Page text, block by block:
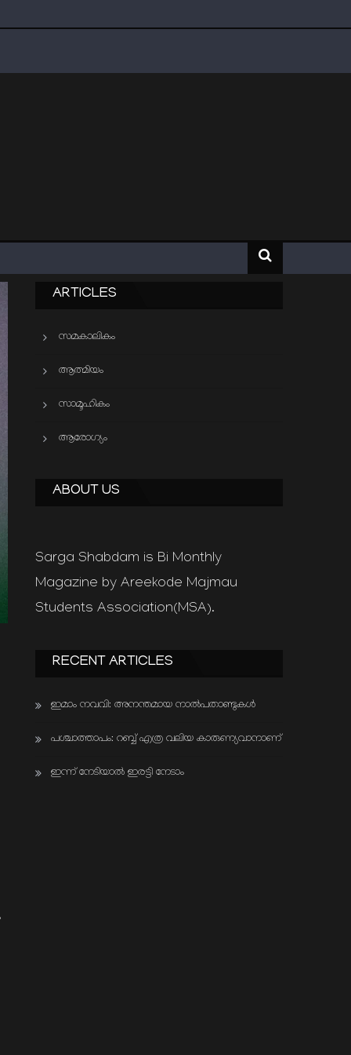
ARTICLES
സമകാലികം
ആത്മിയം
സാമൂഹികം
ആരോഗ്യം
ABOUT US
Sarga Shabdam is Bi Monthly
Magazine by Areekode Majmau
Students Association(MSA).
RECENT ARTICLES
ഇമാം നവവി: അനന്തമായ നാൽപതാണ്ടുകൾ
പശ്ചാത്താപം: റബ്ബ് എത്ര വലിയ കാരുണ്യവാനാണ്
ഇന്ന് നേടിയാൽ ഇരട്ടി നേടാം